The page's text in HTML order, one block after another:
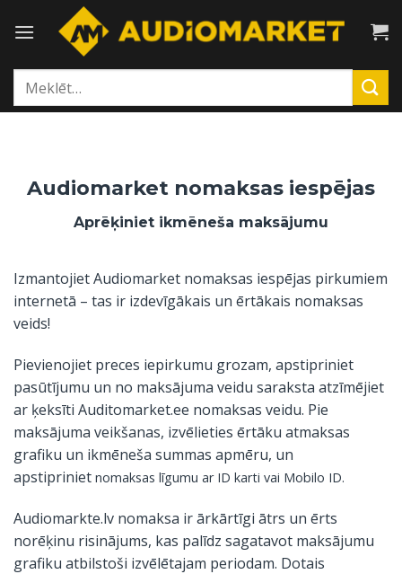
Meklēt:
Audiomarket nomaksas iespējas
Aprēķiniet ikmēneša maksājumu
Izmantojiet Audiomarket nomaksas iespējas pirkumiem
internetā – tas ir izdevīgākais un ērtākais nomaksas
veids!
Pievienojiet preces iepirkumu grozam, apstipriniet
pasūtījumu un no maksājuma veidu saraksta atzīmējiet
ar ķeksīti Auditomarket.ee nomaksas veidu. Pie
maksājuma veikšanas, izvēlieties ērtāku atmaksas
grafiku un ikmēneša summas apmēru, un
apstipriniet nomaksas līgumu ar ID karti vai Mobilo ID.
Audiomarkte.lv nomaksa ir ārkārtīgi ātrs un ērts
norēķinu risinājums, kas palīdz sagatavot maksājumu
grafiku atbilstoši izvēlētajam periodam. Dotais